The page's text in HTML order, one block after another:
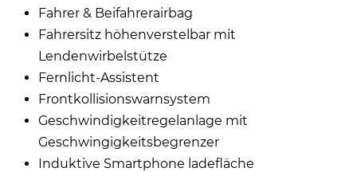
Fahrer & Beifahrerairbag
Fahrersitz höhenverstelbar mit
Lendenwirbelstütze
Fernlicht-Assistent
Frontkollisionswarnsystem
Geschwindigkeitregelanlage mit
Geschwingigkeitsbegrenzer
Induktive Smartphone ladefläche